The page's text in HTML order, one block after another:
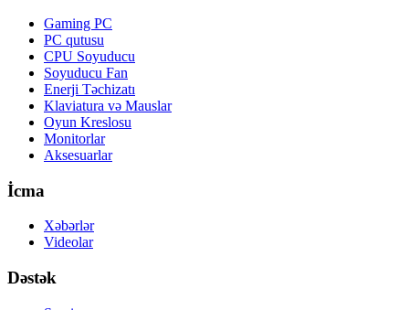
Gaming PC
PC qutusu
CPU Soyuducu
Soyuducu Fan
Enerji Təchizatı
Klaviatura və Mauslar
Oyun Kreslosu
Monitorlar
Aksesuarlar
İcma
Xəbərlər
Videolar
Dəstək